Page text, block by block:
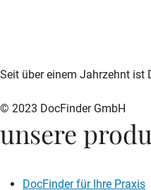
zur DocFinder-Startseite
logo icon
Seit über einem Jahrzehnt ist
© 2023 DocFinder GmbH
unsere
DocFinder für Ihre Praxis